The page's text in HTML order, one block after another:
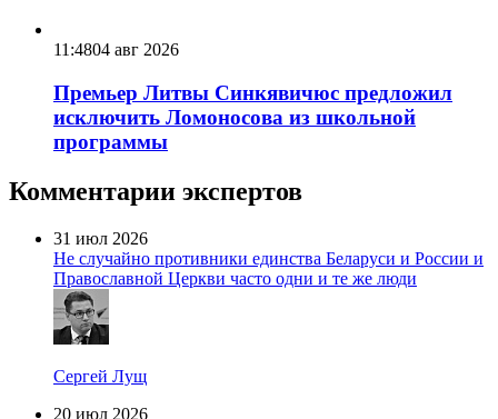
11:4804 авг 2026
Премьер Литвы Синкявичюс предложил
исключить Ломоносова из школьной
программы
Комментарии экспертов
31 июл 2026
Не случайно противники единства Беларуси и России и
Православной Церкви часто одни и те же люди
Сергей Лущ
20 июл 2026